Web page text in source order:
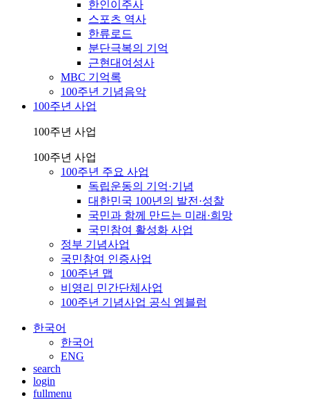
한인이주사
스포츠 역사
한류로드
분단극복의 기억
근현대여성사
MBC 기억록
100주년 기념음악
100주년 사업
100주년 사업
100주년 사업
100주년 주요 사업
독립운동의 기억·기념
대한민국 100년의 발전·성찰
국민과 함께 만드는 미래·희망
국민참여 활성화 사업
정부 기념사업
국민참여 인증사업
100주년 맵
비영리 민간단체사업
100주년 기념사업 공식 엠블럼
한국어
한국어
ENG
search
login
fullmenu